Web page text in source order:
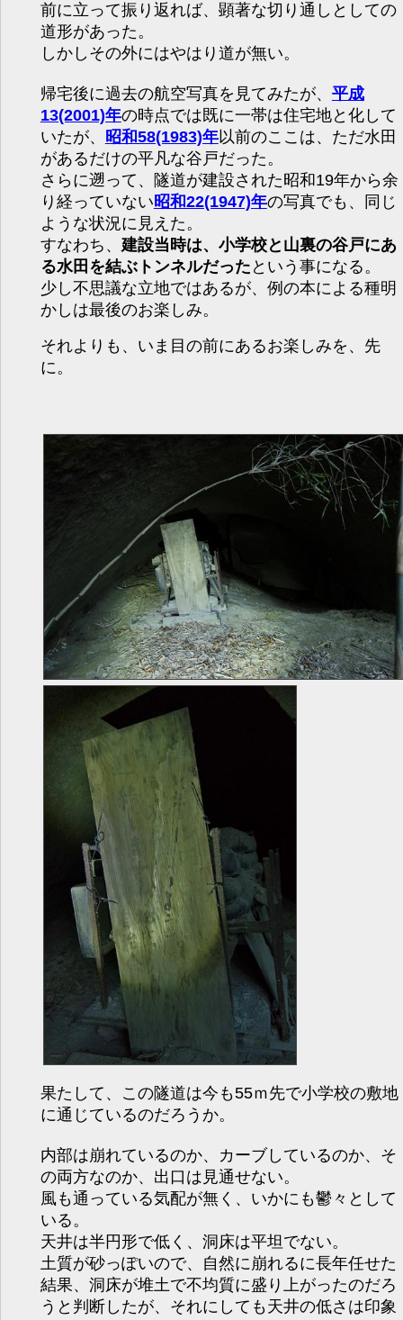
前に立って振り返れば、顕著な切り通しとしての
道形があった。
しかしその外にはやはり道が無い。
帰宅後に過去の航空写真を見てみたが、 平成
13(2001)年の時点では既に一帯は住宅地と化して
いたが、 昭和58(1983)年以前のここは、ただ水田
があるだけの平凡な谷戸だった。
さらに遡って、隧道が建設された昭和19年から余
り経っていない昭和22(1947)年の写真でも、同じ
ような状況に見えた。
すなわち、 建設当時は、小学校と山裏の谷戸にあ
る水田を結ぶトンネルだった という事になる。
少し不思議な立地ではあるが、例の本による種明
かしは最後のお楽しみ。
それよりも、いま目の前にあるお楽しみを、先
に。
果たして、この隧道は今も55ｍ先で小学校の敷地
に通じているのだろうか。
内部は崩れているのか、カーブしているのか、そ
の両方なのか、出口は見通せない。
風も通っている気配が無く、いかにも鬱々として
いる。
天井は半円形で低く、洞床は平坦でない。
土質が砂っぽいので、自然に崩れるに長年任せた
結果、洞床が堆土で不均質に盛り上がったのだろ
うと判断したが、それにしても天井の低さは印象